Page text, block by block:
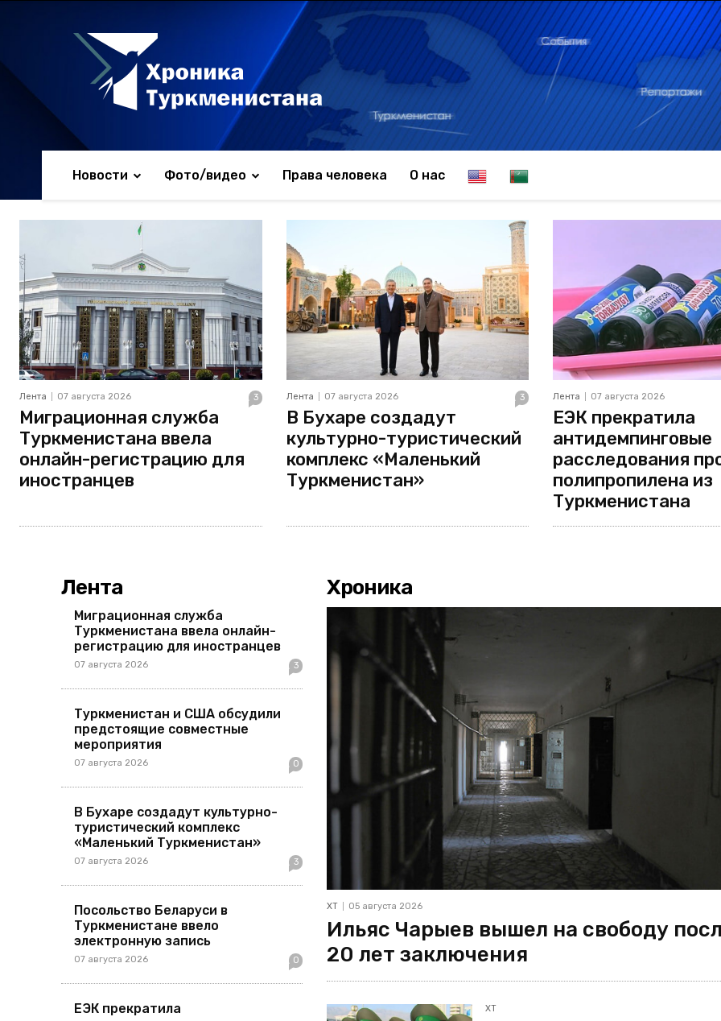
Новости Фото/видео Права человека О нас E
n
g
l
i
T
u
r
k
m
Лента 07 августа 2026 3
Миграционная служба
Туркменистана ввела
онлайн-регистрацию для
иностранцев
Лента 07 августа 2026 3
В Бухаре создадут
культурно-туристический
комплекс «Маленький
Туркменистан»
Лента 07 августа 2026
ЕЭК прекратила
антидемпинговые
расследования
полипропилена из
Туркменистана
Лента
Миграционная служба
Туркменистана ввела онлайн-
регистрацию для иностранцев
07 августа 2026 3
Туркменистан и США обсудили
предстоящие совместные
мероприятия
07 августа 2026 0
В Бухаре создадут культурно-
туристический комплекс
«Маленький Туркменистан»
07 августа 2026 3
Посольство Беларуси в
Туркменистане ввело
электронную запись
07 августа 2026 0
ЕЭК прекратила
Хроника
ХТ 05 августа 2026
Ильяс Чарыев вышел на свободу
20 лет заключения
ХТ